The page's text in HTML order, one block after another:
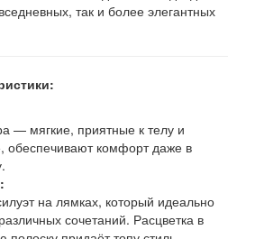
так и более элегантных
— мягкие, приятные к телу и
обеспечивают комфорт даже в
на лямках, который идеально
сочетаний. Расцветка в